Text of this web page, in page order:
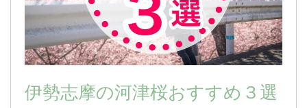
伊勢志摩の河津桜おすすめ３選